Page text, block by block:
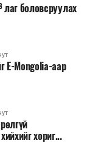
лаг боловсруулах
E-Mongolia-аар
хориг...